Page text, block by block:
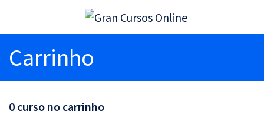
Carrinho
0 curso no carrinho